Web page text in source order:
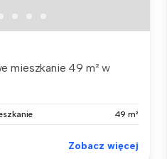
mieszkanie 49 m² w
49 m²
Zobacz więcej